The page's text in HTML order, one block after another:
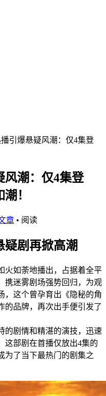
引爆悬疑风潮：仅4集登
风潮：仅4集登
！
章 • 阅读
疑剧再掀高潮
如荼地播出，占据着全平
携迷雾剧场强势回归，为观
，这个曾孕育出《隐秘的角
的品牌，再次出手便引发了
的剧情和精湛的演技，迅速
这部剧在首播仅放出4集的
为了当下最热门的剧集之